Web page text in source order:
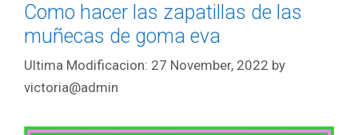
Como hacer las zapatillas de las
muñecas de goma eva
27 November, 2022 by
victoria@admin